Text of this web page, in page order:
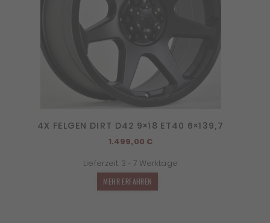
4X FELGEN DIRT D42 9×18 ET40 6×139,7
1.499,00€
Lieferzeit: 3 - 7 Werktage
MEHR ERFAHREN